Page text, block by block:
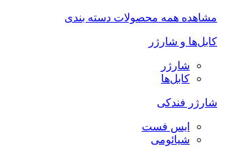
مشاهده همه محصولات دسته بندی
کابل‌ها و شارژر
شارژر
کابل‌ها
شارژر فندکی
ایس فست
شیائومی